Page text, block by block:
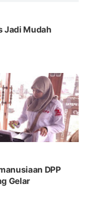
Jadi Mudah
DPP
Gelar